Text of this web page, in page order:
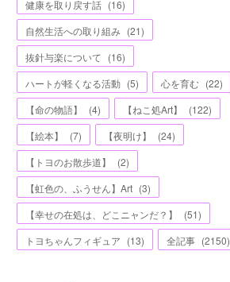
健康を取り戻す話 (16)
自然生活への取り組み (21)
抜針与楽について (16)
ハートが軽くなる活動 (5) 心を育む (22)
【命の物語】
(4) 【ねこ処Art】 (122)
【絵本】
(7) 【夜明け】 (24)
【トヨのお散歩道】
(2)
【虹色の、ふうせん】Art (3)
【幸せの在処は、どこニャンだ？】
(51)
トヨちゃんフィギュア (13) 全記事 (2150)